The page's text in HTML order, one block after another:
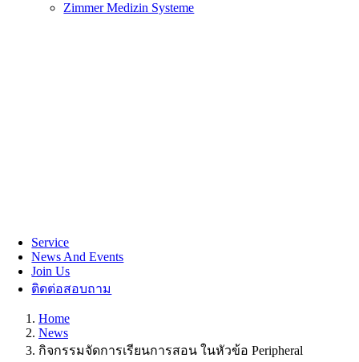
Zimmer Medizin Systeme
Service
News And Events
Join Us
ติดต่อสอบถาม
Home
News
กิจกรรมจัดการเรียนการสอน ในหัวข้อ Peripheral